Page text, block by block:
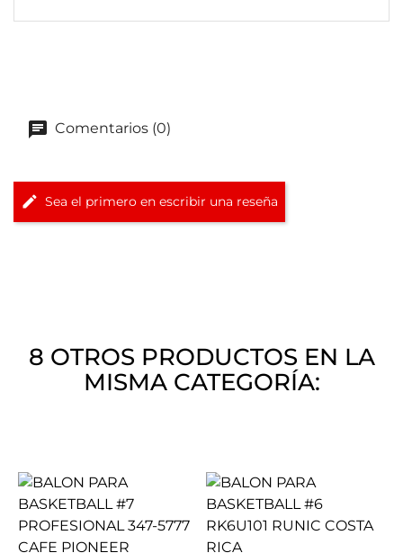
Comentarios (0)
Sea el primero en escribir una reseña
8 OTROS PRODUCTOS EN LA
MISMA CATEGORÍA: